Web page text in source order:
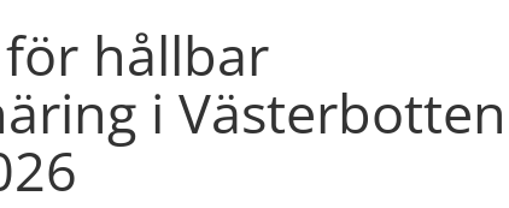
hållbar
i Västerbotten